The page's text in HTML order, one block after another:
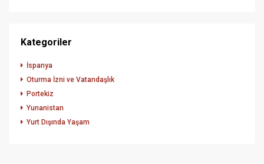
Kategoriler
İspanya
Oturma İzni ve Vatandaşlık
Portekiz
Yunanistan
Yurt Dışında Yaşam